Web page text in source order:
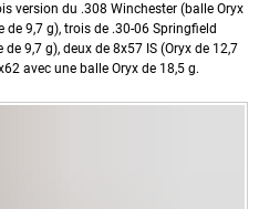
version du .308 Winchester (balle Oryx
de 9,7 g), trois de .30-06 Springfield
9,7 g), deux de 8x57 IS (Oryx de 12,7
avec une balle Oryx de 18,5 g.